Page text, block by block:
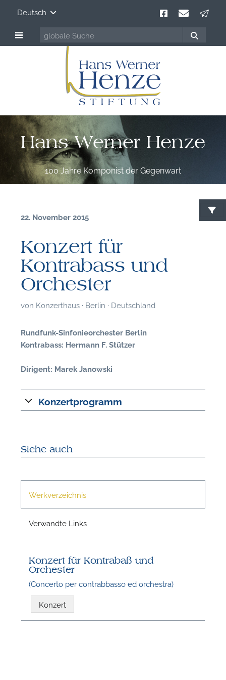
Deutsch
Hans Werner Henze
100 Jahre Komponist der Gegenwart
22. November 2015
Konzert für
Kontrabass und
Orchester
von Konzerthaus · Berlin · Deutschland
Rundfunk-Sinfonieorchester Berlin
Kontrabass: Hermann F. Stützer
Dirigent: Marek Janowski
Konzertprogramm
Siehe auch
Werkverzeichnis
Verwandte Links
Konzert für Kontrabaß und
Orchester
(Concerto per contrabbasso ed orchestra)
Konzert